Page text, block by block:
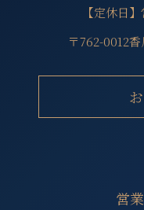
【定休日
〒762-0012
営